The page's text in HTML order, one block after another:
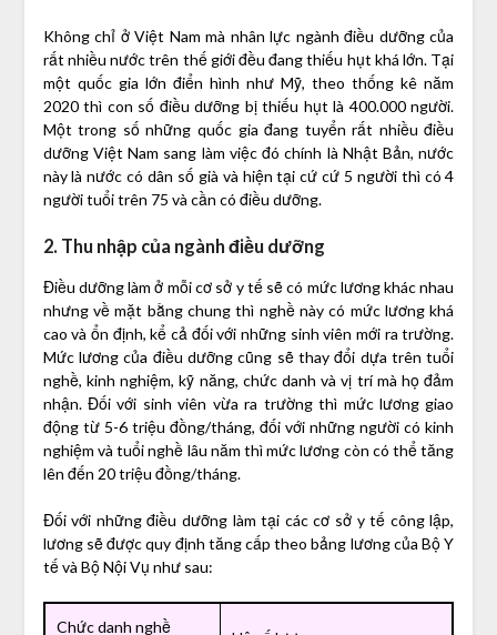
Không chỉ ở Việt Nam mà nhân lực ngành điều dưỡng của
rất nhiều nước trên thế giới đều đang thiếu hụt khá lớn. Tại
một quốc gia lớn điển hình như Mỹ, theo thống kê năm
2020 thì con số điều dưỡng bị thiếu hụt là 400.000 người.
Một trong số những quốc gia đang tuyển rất nhiều điều
dưỡng Việt Nam sang làm việc đó chính là Nhật Bản, nước
này là nước có dân số già và hiện tại cứ cứ 5 người thì có 4
người tuổi trên 75 và cần có điều dưỡng.
2. Thu nhập của ngành điều dưỡng
Điều dưỡng làm ở mỗi cơ sở y tế sẽ có mức lương khác nhau
nhưng về mặt bằng chung thì nghề này có mức lương khá
cao và ổn định, kể cả đối với những sinh viên mới ra trường.
Mức lương của điều dưỡng cũng sẽ thay đổi dựa trên tuổi
nghề, kinh nghiệm, kỹ năng, chức danh và vị trí mà họ đảm
nhận. Đối với sinh viên vừa ra trường thì mức lương giao
động từ 5-6 triệu đồng/tháng, đối với những người có kinh
nghiệm và tuổi nghề lâu năm thì mức lương còn có thể tăng
lên đến 20 triệu đồng/tháng.
Đối với những điều dưỡng làm tại các cơ sở y tế công lập,
lương sẽ được quy định tăng cấp theo bảng lương của Bộ Y
tế và Bộ Nội Vụ như sau:
Chức danh nghề